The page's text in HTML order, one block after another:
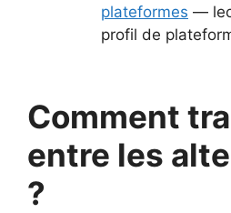
plateformes —
profil de
Comment
entre les
?